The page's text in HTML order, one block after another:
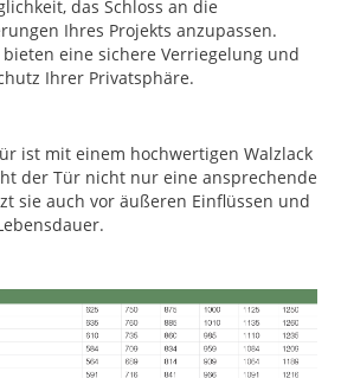
das Schloss an die
Ihres Projekts anzupassen.
eine sichere Verriegelung und
Ihrer Privatsphäre.
ist mit einem hochwertigen Walzlack
der Tür nicht nur eine ansprechende
sie auch vor äußeren Einflüssen und